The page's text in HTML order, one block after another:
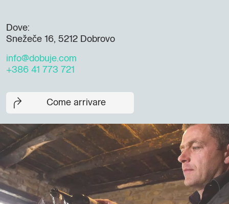
Dove:
Snežeče 16, 5212 Dobrovo
info@dobuje.com
+386 41 773 721
Come arrivare